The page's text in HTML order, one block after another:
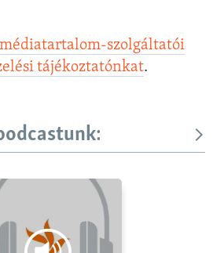
szolgáltatói
tájékoztatónkat.